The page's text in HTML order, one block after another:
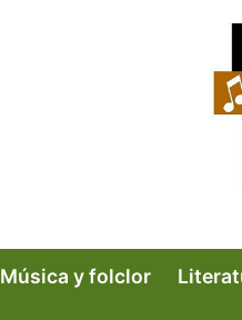
Música y folclor